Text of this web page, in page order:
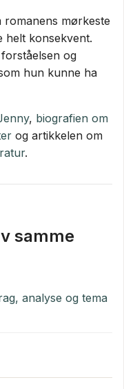
mørkeste
konsekvent.
og
hun kunne ha
, biografien om
og artikkelen om
.
samme
analyse og tema